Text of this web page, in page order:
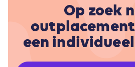
Op zoek
een